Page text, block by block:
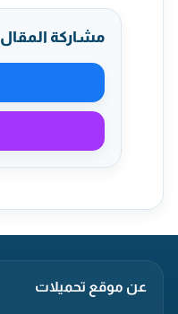
مشاركة المقال
عن موقع تحميلات